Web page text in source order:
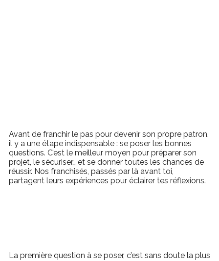
Avant de franchir le pas pour devenir son propre patron,
il y a une étape indispensable : se poser les bonnes
questions. C’est le meilleur moyen pour préparer son
projet, le sécuriser… et se donner toutes les chances de
réussir. Nos franchisés, passés par là avant toi,
partagent leurs expériences pour éclairer tes réflexions.
La première question à se poser, c’est sans doute la plus